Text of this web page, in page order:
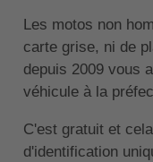
Les motos non
carte grise, ni de
depuis 2009 vous
véhicule à la
C'est gratuit et
d'identification